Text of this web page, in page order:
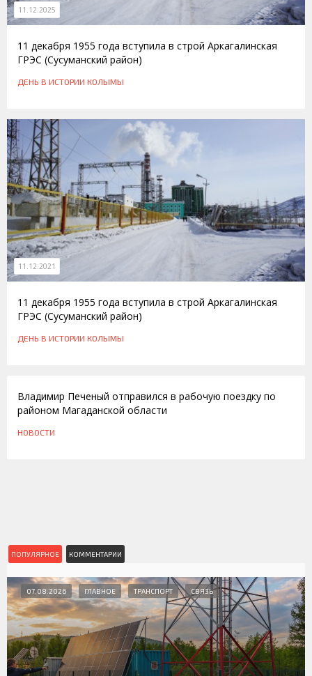
11.12.2025
11 декабря 1955 года вступила в строй Аркагалинская
ГРЭС (Сусуманский район)
ДЕНЬ В ИСТОРИИ КОЛЫМЫ
11.12.2021
11 декабря 1955 года вступила в строй Аркагалинская
ГРЭС (Сусуманский район)
ДЕНЬ В ИСТОРИИ КОЛЫМЫ
Владимир Печеный отправился в рабочую поездку по
районом Магаданской области
НОВОСТИ
ПОПУЛЯРНОЕ КОММЕНТАРИИ
07.08.2026 ГЛАВНОЕ ТРАНСПОРТ СВЯЗЬ